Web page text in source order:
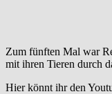
Zum fünften Mal war
mit ihren Tieren durch
Hier könnt ihr den